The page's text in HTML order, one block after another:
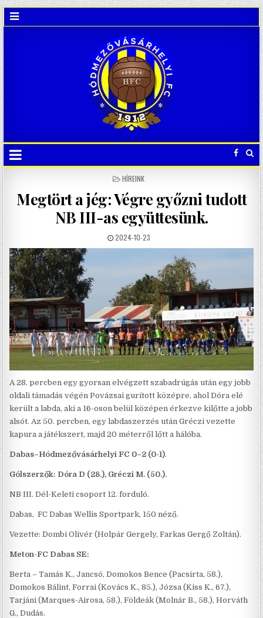
POSTED
HÍREINK
Megtört a jég: Végre győzni tudott
NB III-as együttesünk.
2024-10-23
A 28. percben egy gyorsan elvégzett szabadrúgás után egy jobb
oldali támadás végén Povázsai gurított középre, ahol Dóra elé
került a labda, aki a 16-oson belül középen érkezve kilőtte a jobb
alsót. Az 50. percben, egy labdaszerzés után Gréczi vezette
kapura a játékszert, majd 20 méterről lőtt a hálóba.
Dabas–Hódmezővásárhelyi FC 0–2 (0-1).
Gólszerzők: Dóra D (28.), Gréczi M. (50.).
NB III. Dél-Keleti csoport 12. forduló.
Dabas, FC Dabas Wellis Sportpark, 150 néző.
Vezette: Dombi Olivér (Holpár Gergely, Farkas Gergő Zoltán).
Meton-FC Dabas SE:
Berta – Tamás K., Jancsó, Domokos Bence (Pacsirta, 58.),
Domokos Bálint, Forrai (Kovács K., 85.), Józsa (Kiss K., 67.),
Tarjáni (Marques-Airosa, 58.), Földeák (Molnár B., 58.), Horváth
G., Dudás.